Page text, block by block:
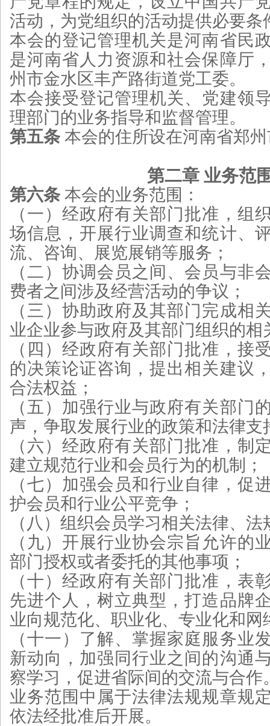
活动，为党组织的活动提供必要条
本会的登记管理机关是河南省民
是河南省人力资源和社会保障厅
州市金水区丰产路街道党工委。
本会接受登记管理机关、党建领
理部门的业务指导和监督管理。
第五条 本会的住所设在河南省郑
第二章 业务范
第六条 本会的业务范围：
（一）经政府有关部门批准，组
场信息，开展行业调查和统计、
流、咨询、展览展销等服务；
（二）协调会员之间、会员与非
费者之间涉及经营活动的争议；
（三）协助政府及其部门完成相
业企业参与政府及其部门组织的相
（四）经政府有关部门批准，接
的决策论证咨询，提出相关建议
合法权益；
（五）加强行业与政府有关部门
声，争取发展行业的政策和法律支
（六）经政府有关部门批准，制
建立规范行业和会员行为的机制；
（七）加强会员和行业自律，促
护会员和行业公平竞争；
（八）组织会员学习相关法律、
（九）开展行业协会宗旨允许的
部门授权或者委托的其他事项；
（十）经政府有关部门批准，表
先进个人，树立典型，打造品牌
业向规范化、职业化、专业化和网
（十一）了解、掌握家庭服务业
新动向，加强同行业之间的沟通
察学习，促进省际间的交流与合作
业务范围中属于法律法规规章规
依法经批准后开展。